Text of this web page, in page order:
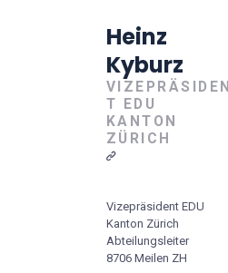
Heinz
Kyburz
VIZEPRÄSIDEN
T EDU
KANTON
ZÜRICH
Vizepräsident EDU
Kanton Zürich
Abteilungsleiter
8706 Meilen ZH